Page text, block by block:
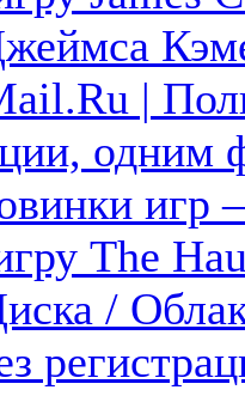
|
одним
The
/